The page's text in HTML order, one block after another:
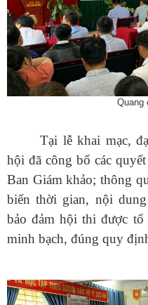
Quang
Tại lễ khai mạc,
hội đã công bố các
Ban Giám khảo; thông
biến thời gian, nội
bảo đảm hội thi được tổ
minh bạch, đúng quy